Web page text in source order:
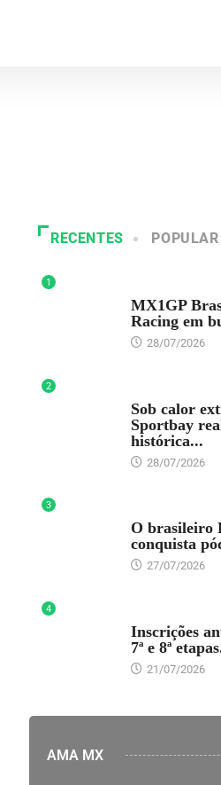
RECENTES POPULAR
1
MX1GP
Racing em
28/07/2026
2
Sob calor
Sportbay
histórica...
28/07/2026
3
O brasileiro
conquista
27/07/2026
4
Inscrições
7ª e 8ª
21/07/2026
AMA MX